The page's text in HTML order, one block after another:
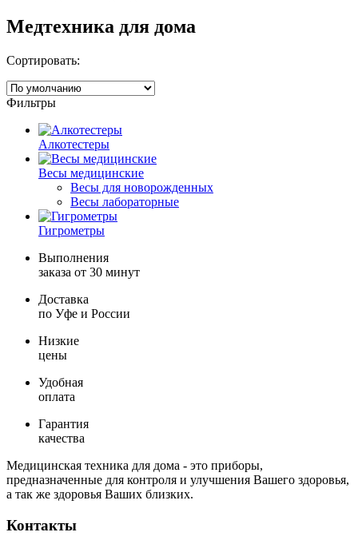
Медтехника для дома
Сортировать:
Фильтры
Алкотестеры
Весы медицинские
Весы для новорожденных
Весы лабораторные
Гигрометры
Выполнения
заказа от 30 минут
Доставка
по Уфе и России
Низкие
цены
Удобная
оплата
Гарантия
качества
Медицинская техника для дома - это приборы,
предназначенные для контроля и улучшения Вашего здоровья,
а так же здоровья Ваших близких.
Контакты